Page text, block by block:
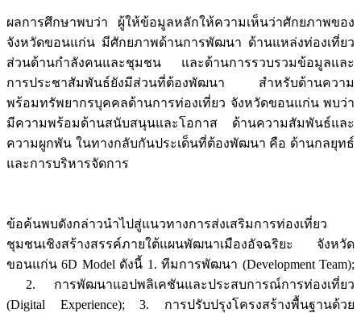
ผลการศึกษาพบว่า ผู้ให้ข้อมูลหลักให้ความเห็นว่าศักยภาพของ
จังหวัดขอนแก่น มีศักยภาพด้านการพัฒนา ด้านแหล่งท่องเที่ยว
ส่วนด้านกำลังคนและชุมชน และด้านการรวบรวมข้อมูลและ
การประชาสัมพันธ์ยังมีส่วนที่ต้องพัฒนา สำหรับด้านความ
พร้อมทรัพยากรบุคคลด้านการท่องเที่ยว จังหวัดขอนแก่น พบว่า
มีความพร้อมด้านสนับสนุนและโอกาส ด้านความสัมพันธ์และ
ความผูกพัน ในทางกลับกันประเด็นที่ต้องพัฒนา คือ ด้านกลยุทธ์
และการบริหารจัดการ
ข้อค้นพบดังกล่าวนำไปสู่แนวทางการส่งเสริมการท่องเที่ยว
ชุมชนเชิงสร้างสรรค์ภายใต้แผนพัฒนาเมืองอัจฉริยะ จังหวัด
ขอนแก่น 6D Model ดังนี้ 1. ทีมการพัฒนา (Development Team);
2. การพัฒนาแอปพลิเคชันและประสบการณ์การท่องเที่ยว
(Digital Experience); 3. การปรับปรุงโครงสร้างพื้นฐานด้วย